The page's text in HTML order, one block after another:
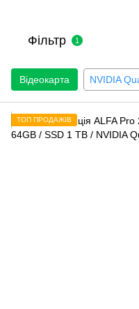
Фільтр 1
Відеокарта NVIDIA
ТОП ПРОДАЖІВ